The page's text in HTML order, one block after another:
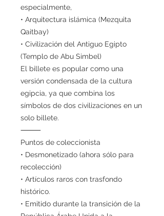
especialmente,
• Arquitectura islámica (Mezquita
Qaitbay)
• Civilización del Antiguo Egipto
(Templo de Abu Simbel)
El billete es popular como una
versión condensada de la cultura
egipcia, ya que combina los
símbolos de dos civilizaciones en un
solo billete.
⸻
Puntos de coleccionista
• Desmonetizado (ahora sólo para
recolección)
• Artículos raros con trasfondo
histórico.
• Emitido durante la transición de la